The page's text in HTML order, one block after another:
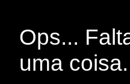
Ops...
uma